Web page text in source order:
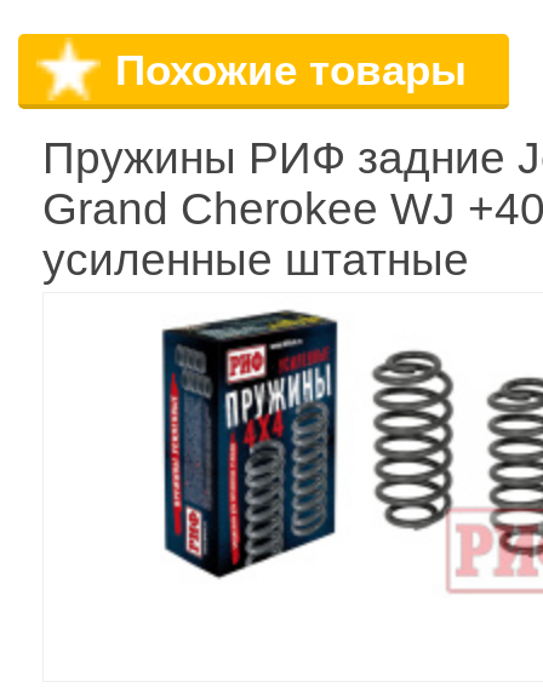
Похожие товары
Пружины РИФ задние
Grand Cherokee WJ +40
усиленные штатные